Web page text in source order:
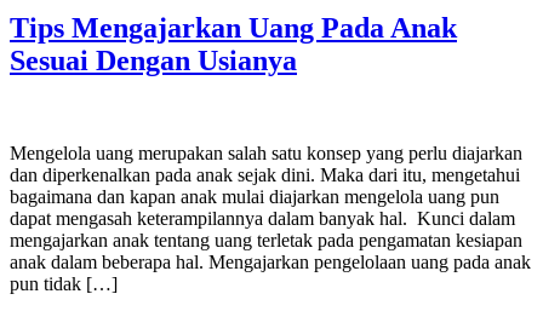
Tips Mengajarkan Uang Pada Anak
Sesuai Dengan Usianya
Mengelola uang merupakan salah satu konsep yang perlu diajarkan
dan diperkenalkan pada anak sejak dini. Maka dari itu, mengetahui
bagaimana dan kapan anak mulai diajarkan mengelola uang pun
dapat mengasah keterampilannya dalam banyak hal. Kunci dalam
mengajarkan anak tentang uang terletak pada pengamatan kesiapan
anak dalam beberapa hal. Mengajarkan pengelolaan uang pada anak
pun tidak […]